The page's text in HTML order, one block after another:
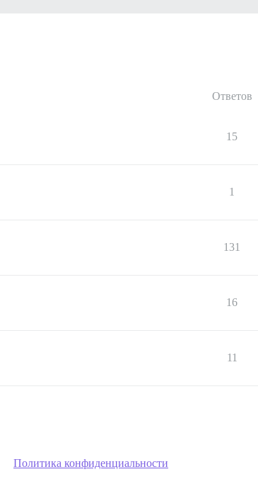
Ответов
15
1
131
16
11
Политика конфиденциальности